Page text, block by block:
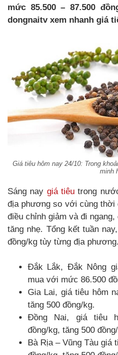
mức 85.500 – 87.500
dongnaitv xem nhanh giá
Giá tiêu hôm nay 24/10: Trong
minh
Sáng nay giá tiêutrong
địa phương so với cùng thời
điều chỉnh giảm và đi
tăng nhẹ. Tổng kết tuần
đồng/kg tùy từng địa phương.
Đắk Lắk, Đắk Nông
mua với mức 86.500
Gia Lai, giá tiêu hôm
tăng 500 đồng/kg.
Đồng Nai, giá tiêu
đồng/kg, tăng 500
Bà Rịa – Vũng Tàu giá